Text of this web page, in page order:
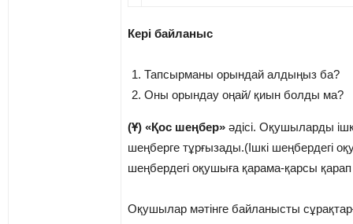
Кері байланыс
Тапсырманы орындай алдыңыз ба?
Оны орындау оңай/ қиын болды ма?
(Ұ) «Қос шеңбер» әдісі. Оқушыларды
шеңберге тұрғызады.(Ішкі шеңбердегі
шеңбердегі оқушыға қарама-қарсы
Оқушылар мәтінге байланысты